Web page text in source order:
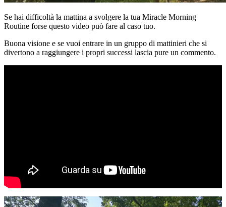
Se hai difficoltà la mattina a svolgere la tua Miracle Morning
Routine forse questo video può fare al caso tuo.
Buona visione e se vuoi entrare in un gruppo di mattinieri che si
divertono a raggiungere i propri successi lascia pure un commento.